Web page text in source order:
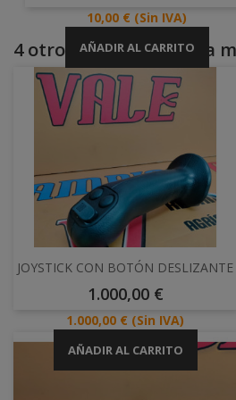
Precio
10,00 € (Sin IVA)
AÑADIR AL CARRITO
4 otros productos en la
JOYSTICK CON BOTÓN DESLIZANTE
Precio
1.000,00 €
Precio
1.000,00 € (Sin IVA)
AÑADIR AL CARRITO